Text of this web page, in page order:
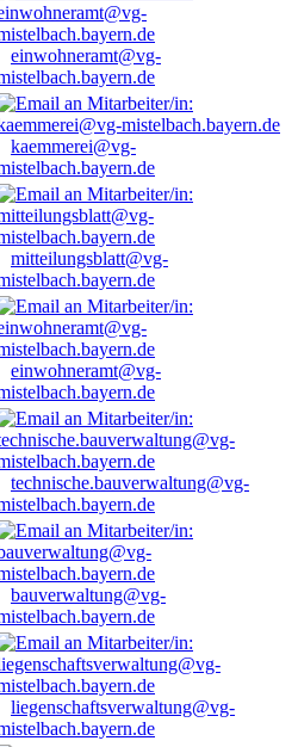
einwohneramt@vg-
kaemmerei@vg-
mitteilungsblatt@vg-
einwohneramt@vg-
technische.bauverwaltung@vg-
bauverwaltung@vg-
liegenschaftsverwaltung@vg-